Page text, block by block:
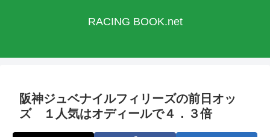
RACING BOOK.net
阪神ジュベナイルフィリーズの前日オッ
ズ １人気はオディールで４．３倍